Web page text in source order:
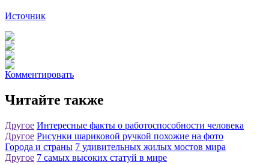
Источник
Комментировать
Читайте также
Другое Интересные факты о работоспособности человека
Другое Рисунки шариковой ручкой похожие на фото
Города и страны 7 удивительных жилых мостов мира
Другое 7 самых высоких статуй в мире